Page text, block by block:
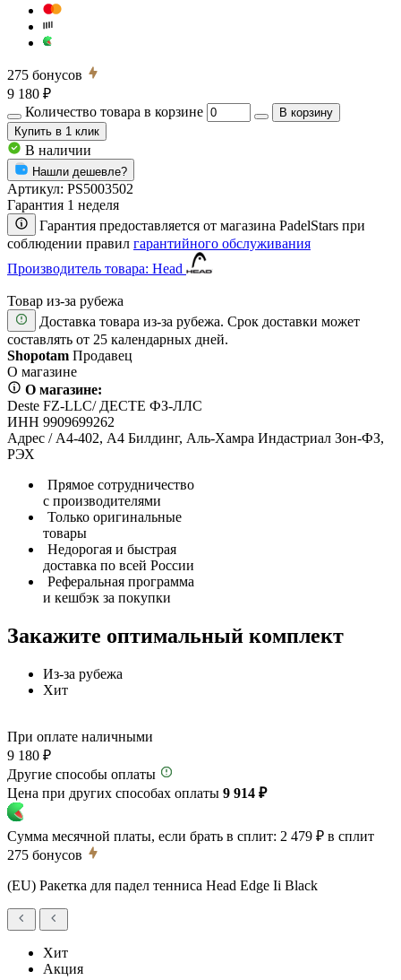
275 бонусов
9 180 ₽
Количество товара в корзине
В корзину
Купить в 1 клик
В наличии
Нашли дешевле?
Артикул: PS5003502
Гарантия 1 неделя
Гарантия предоставляется от магазина PadelStars при
соблюдении правил гарантийного обслуживания
Производитель товара: Head
Товар из-за рубежа
Доставка товара из-за рубежа. Срок доставки может
составлять от 25 календарных дней.
Shopotam Продавец
О магазине
О магазине:
Deste FZ-LLC/ ДЕСТЕ ФЗ-ЛЛС
ИНН 9909699262
Адрес / А4-402, А4 Билдинг, Аль-Хамра Индастриал Зон-ФЗ,
РЭХ
Прямое сотрудничество
с производителями
Только оригинальные
товары
Недорогая и быстрая
доставка по всей России
Реферальная программа
и кешбэк за покупки
Закажите оптимальный комплект
Из-за рубежа
Хит
При оплате наличными
9 180 ₽
Другие способы оплаты
Цена при других способах оплаты 9 914 ₽
Сумма месячной платы, если брать в сплит: 2 479 ₽ в сплит
275 бонусов
(EU) Ракетка для падел тенниса Head Edge Ii Black
Хит
Акция